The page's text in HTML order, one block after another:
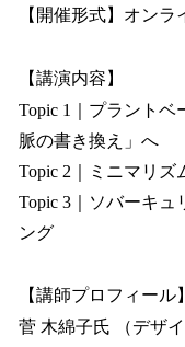
【開催形式】オン
【講演内容】
Topic 1｜プラント
脈の書き換え」へ
Topic 2｜ミニマリ
Topic 3｜ソバーキ
ング
【講師プロフィール】
菅 木綿子氏 （デザ